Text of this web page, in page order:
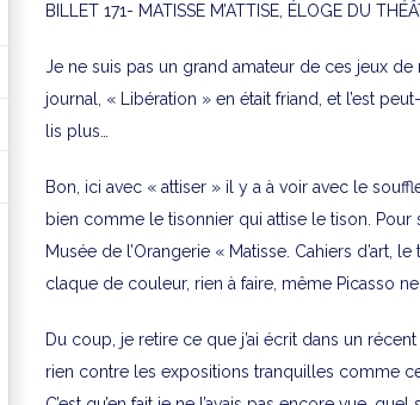
BILLET 171- MATISSE M’ATTISE, ÉLOGE DU
Je ne suis pas un grand amateur de ces jeux
journal, « Libération » en était friand, et l’est
lis plus…
Bon, ici avec « attiser » il y a à voir avec le
bien comme le tisonnier qui attise le tison. Pour
Musée de l’Orangerie « Matisse. Cahiers d’art,
claque de couleur, rien à faire, même Picasso ne
Du coup, je retire ce que j’ai écrit dans un
rien contre les expositions tranquilles comme